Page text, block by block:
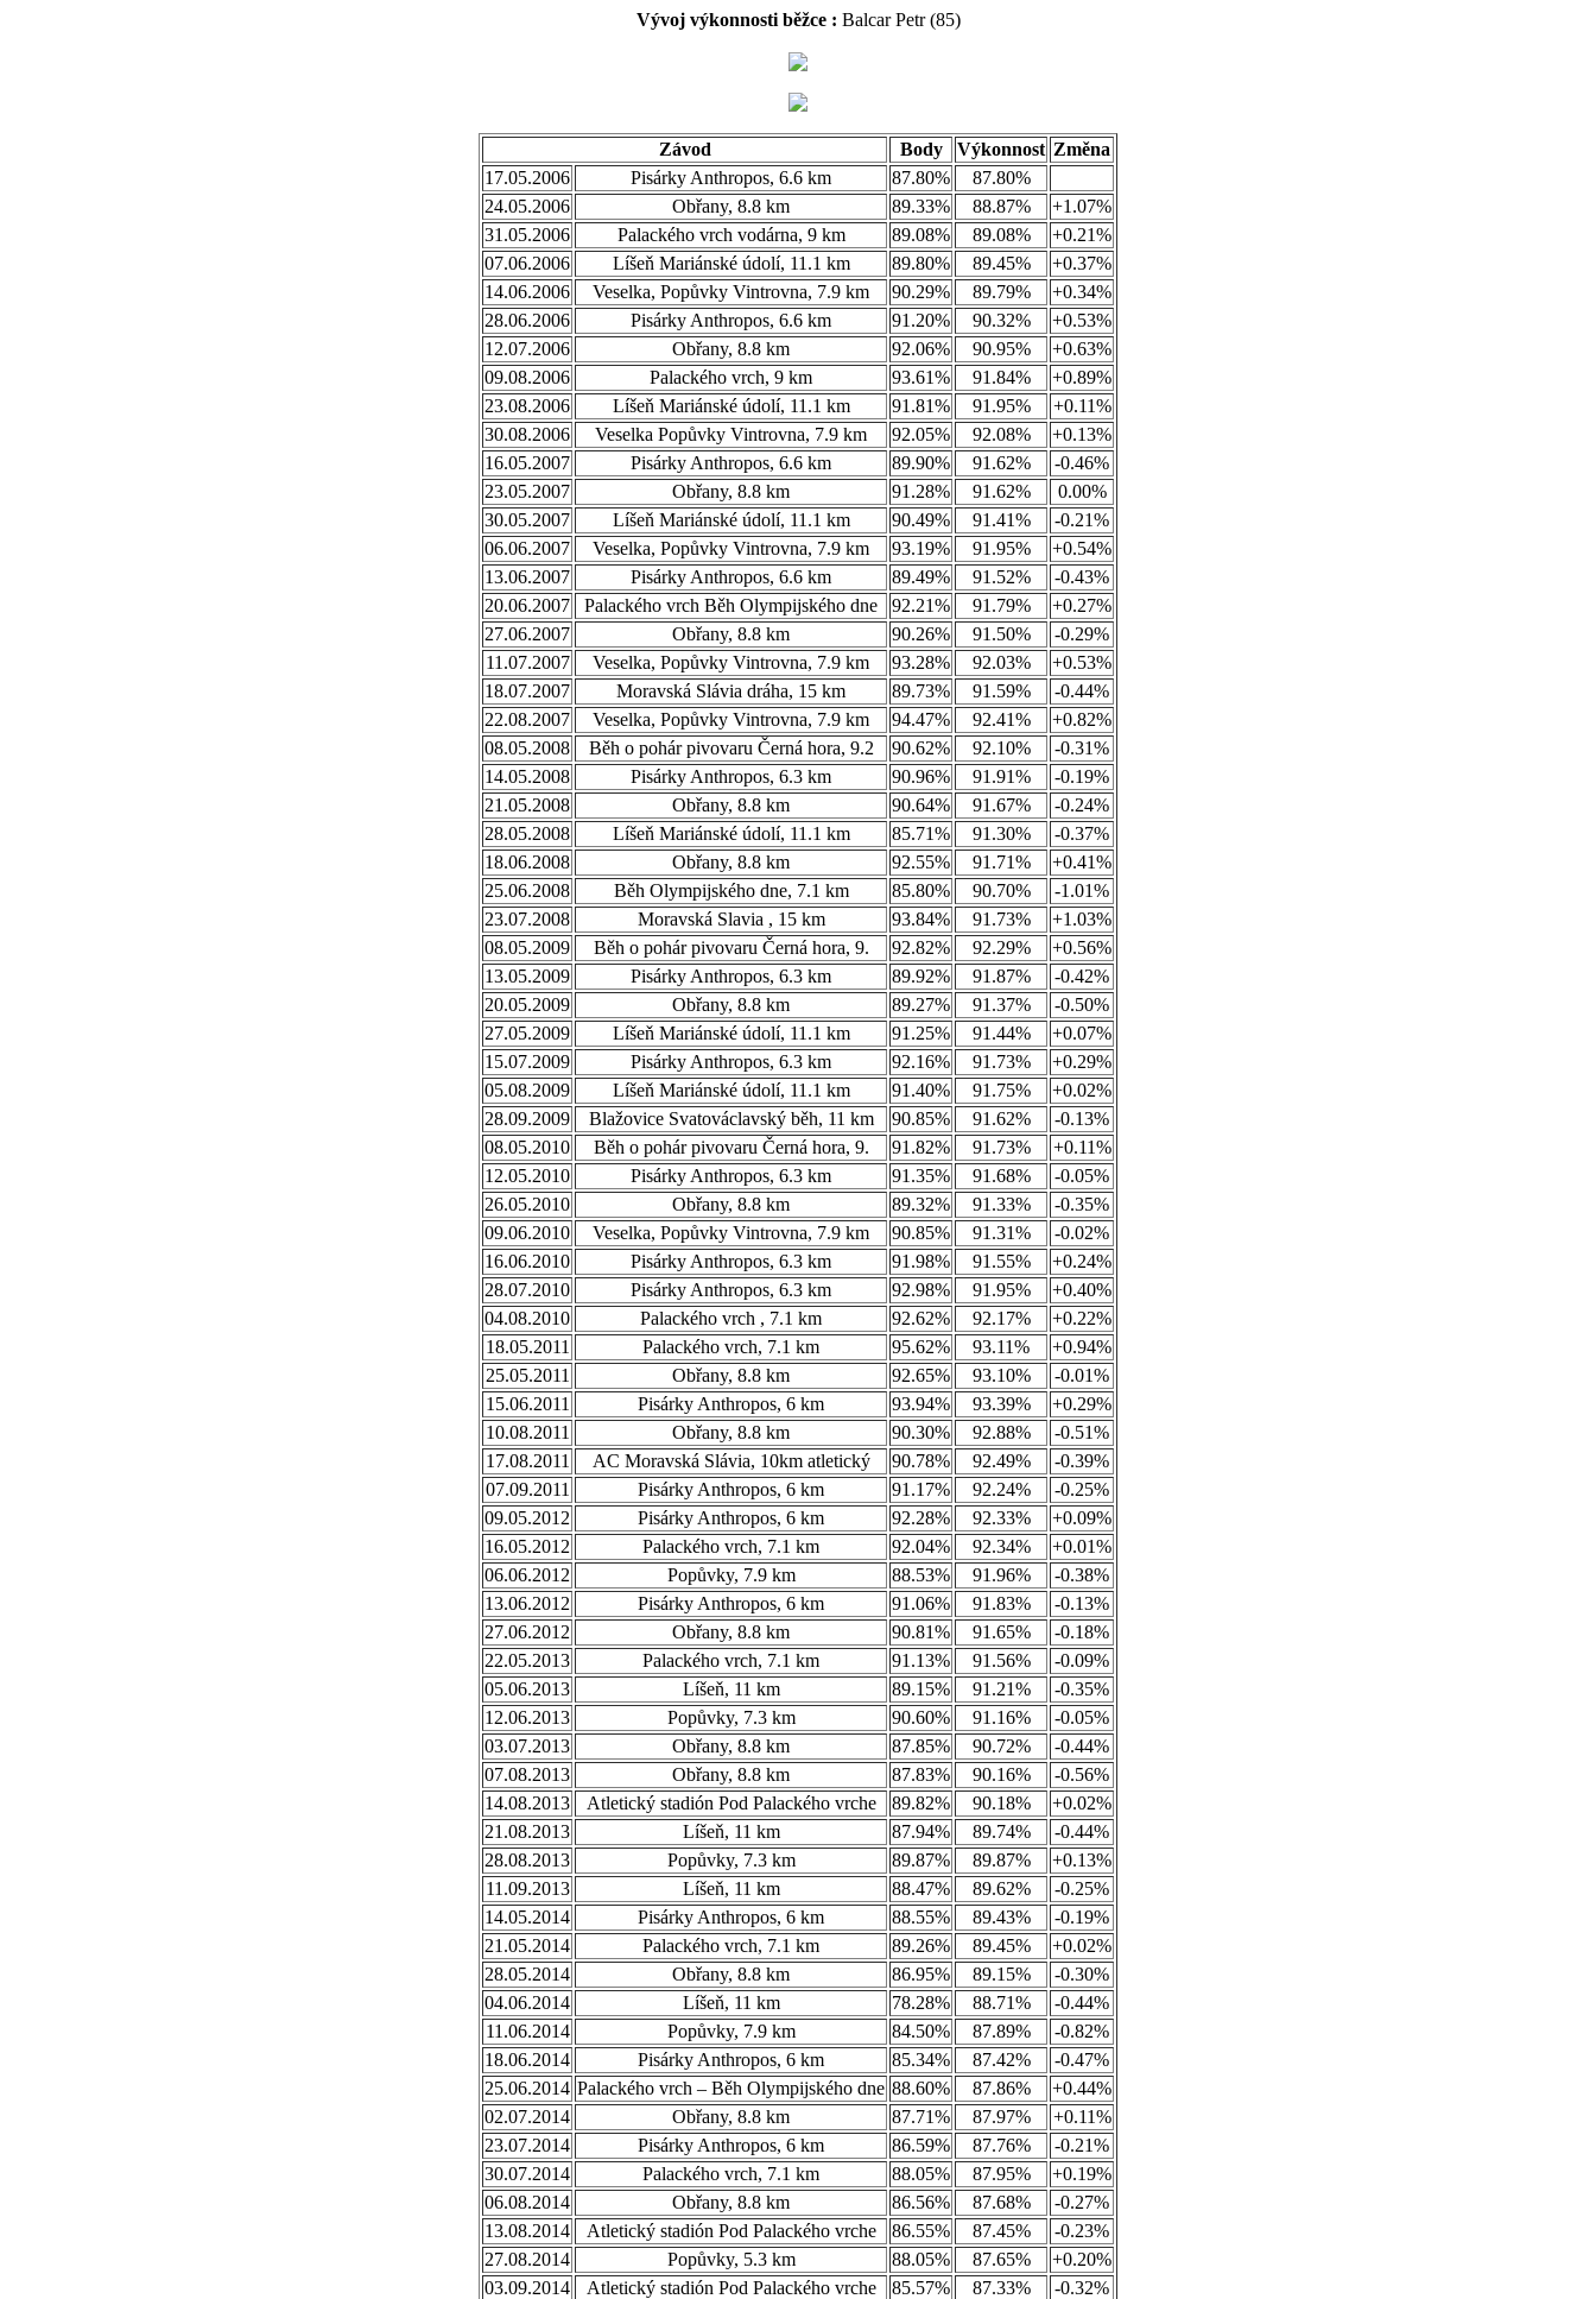
Vývoj výkonnosti běžce : Balcar Petr (85)
Závod Body Výkonnost Změna
17.05.2006
Pisárky Anthropos, 6.6 km 87.80%
87.80%
24.05.2006
Obřany, 8.8 km 89.33% 88.87%
+1.07%
31.05.2006
Palackého vrch vodárna, 9 km 89.08% 89.08%
+0.21%
07.06.2006
Líšeň Mariánské údolí, 11.1 km 89.80% 89.45%
+0.37%
14.06.2006
Veselka, Popůvky Vintrovna, 7.9 km 90.29% 89.79%
+0.34%
28.06.2006
Pisárky Anthropos, 6.6 km 91.20% 90.32%
+0.53%
12.07.2006
Obřany, 8.8 km 92.06% 90.95%
+0.63%
09.08.2006
Palackého vrch, 9 km 93.61% 91.84%
+0.89%
23.08.2006
Líšeň Mariánské údolí, 11.1 km 91.81% 91.95%
+0.11%
30.08.2006
Veselka Popůvky Vintrovna, 7.9 km 92.05% 92.08%
+0.13%
16.05.2007
Pisárky Anthropos, 6.6 km 89.90% 91.62%
-0.46%
23.05.2007
Obřany, 8.8 km 91.28% 91.62%
0.00%
30.05.2007
Líšeň Mariánské údolí, 11.1 km 90.49% 91.41%
-0.21%
06.06.2007
Veselka, Popůvky Vintrovna, 7.9 km 93.19% 91.95%
+0.54%
13.06.2007
Pisárky Anthropos, 6.6 km 89.49% 91.52%
-0.43%
20.06.2007
Palackého vrch Běh Olympijského dne 92.21% 91.79%
+0.27%
27.06.2007
Obřany, 8.8 km 90.26% 91.50%
-0.29%
11.07.2007
Veselka, Popůvky Vintrovna, 7.9 km 93.28% 92.03%
+0.53%
18.07.2007
Moravská Slávia dráha, 15 km 89.73% 91.59%
-0.44%
22.08.2007
Veselka, Popůvky Vintrovna, 7.9 km 94.47% 92.41%
+0.82%
08.05.2008
Běh o pohár pivovaru Černá hora, 9.2 90.62% 92.10%
-0.31%
14.05.2008
Pisárky Anthropos, 6.3 km 90.96% 91.91%
-0.19%
21.05.2008
Obřany, 8.8 km 90.64% 91.67%
-0.24%
28.05.2008
Líšeň Mariánské údolí, 11.1 km 85.71% 91.30%
-0.37%
18.06.2008
Obřany, 8.8 km 92.55% 91.71%
+0.41%
25.06.2008
Běh Olympijského dne, 7.1 km 85.80% 90.70%
-1.01%
23.07.2008
Moravská Slavia , 15 km 93.84% 91.73%
+1.03%
08.05.2009
Běh o pohár pivovaru Černá hora, 9. 92.82% 92.29%
+0.56%
13.05.2009
Pisárky Anthropos, 6.3 km 89.92% 91.87%
-0.42%
20.05.2009
Obřany, 8.8 km 89.27% 91.37%
-0.50%
27.05.2009
Líšeň Mariánské údolí, 11.1 km 91.25% 91.44%
+0.07%
15.07.2009
Pisárky Anthropos, 6.3 km 92.16% 91.73%
+0.29%
05.08.2009
Líšeň Mariánské údolí, 11.1 km 91.40% 91.75%
+0.02%
28.09.2009
Blažovice Svatováclavský běh, 11 km 90.85% 91.62%
-0.13%
08.05.2010
Běh o pohár pivovaru Černá hora, 9. 91.82% 91.73%
+0.11%
12.05.2010
Pisárky Anthropos, 6.3 km 91.35% 91.68%
-0.05%
26.05.2010
Obřany, 8.8 km 89.32% 91.33%
-0.35%
09.06.2010
Veselka, Popůvky Vintrovna, 7.9 km 90.85% 91.31%
-0.02%
16.06.2010
Pisárky Anthropos, 6.3 km 91.98% 91.55%
+0.24%
28.07.2010
Pisárky Anthropos, 6.3 km 92.98% 91.95%
+0.40%
04.08.2010
Palackého vrch , 7.1 km 92.62% 92.17%
+0.22%
18.05.2011
Palackého vrch, 7.1 km 95.62% 93.11%
+0.94%
25.05.2011
Obřany, 8.8 km 92.65% 93.10%
-0.01%
15.06.2011
Pisárky Anthropos, 6 km 93.94% 93.39%
+0.29%
10.08.2011
Obřany, 8.8 km 90.30% 92.88%
-0.51%
17.08.2011
AC Moravská Slávia, 10km atletický 90.78% 92.49%
-0.39%
07.09.2011
Pisárky Anthropos, 6 km 91.17% 92.24%
-0.25%
09.05.2012
Pisárky Anthropos, 6 km 92.28% 92.33%
+0.09%
16.05.2012
Palackého vrch, 7.1 km 92.04% 92.34%
+0.01%
06.06.2012
Popůvky, 7.9 km 88.53% 91.96%
-0.38%
13.06.2012
Pisárky Anthropos, 6 km 91.06% 91.83%
-0.13%
27.06.2012
Obřany, 8.8 km 90.81% 91.65%
-0.18%
22.05.2013
Palackého vrch, 7.1 km 91.13% 91.56%
-0.09%
05.06.2013
Líšeň, 11 km 89.15% 91.21%
-0.35%
12.06.2013
Popůvky, 7.3 km 90.60% 91.16%
-0.05%
03.07.2013
Obřany, 8.8 km 87.85% 90.72%
-0.44%
07.08.2013
Obřany, 8.8 km 87.83% 90.16%
-0.56%
14.08.2013
Atletický stadión Pod Palackého vrche 89.82% 90.18%
+0.02%
21.08.2013
Líšeň, 11 km 87.94% 89.74%
-0.44%
28.08.2013
Popůvky, 7.3 km 89.87% 89.87%
+0.13%
11.09.2013
Líšeň, 11 km 88.47% 89.62%
-0.25%
14.05.2014
Pisárky Anthropos, 6 km 88.55% 89.43%
-0.19%
21.05.2014
Palackého vrch, 7.1 km 89.26% 89.45%
+0.02%
28.05.2014
Obřany, 8.8 km 86.95% 89.15%
-0.30%
04.06.2014
Líšeň, 11 km 78.28% 88.71%
-0.44%
11.06.2014
Popůvky, 7.9 km 84.50% 87.89%
-0.82%
18.06.2014
Pisárky Anthropos, 6 km 85.34% 87.42%
-0.47%
25.06.2014 Palackého vrch – Běh Olympijského dne 88.60% 87.86%
+0.44%
02.07.2014
Obřany, 8.8 km 87.71% 87.97%
+0.11%
23.07.2014
Pisárky Anthropos, 6 km 86.59% 87.76%
-0.21%
30.07.2014
Palackého vrch, 7.1 km 88.05% 87.95%
+0.19%
06.08.2014
Obřany, 8.8 km 86.56% 87.68%
-0.27%
13.08.2014
Atletický stadión Pod Palackého vrche 86.55% 87.45%
-0.23%
27.08.2014
Popůvky, 5.3 km 88.05% 87.65%
+0.20%
03.09.2014
Atletický stadión Pod Palackého vrche 85.57% 87.33%
-0.32%